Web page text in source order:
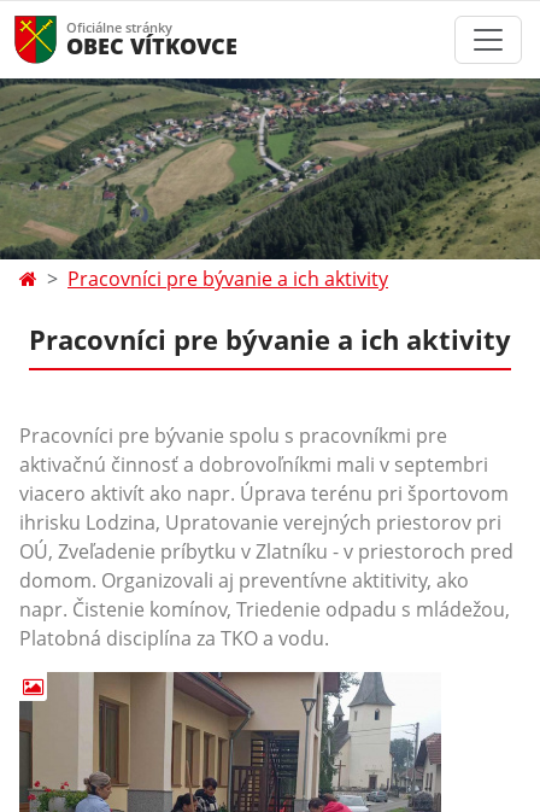
Oficiálne stránky
OBEC VÍTKOVCE
Pracovníci pre bývanie a ich aktivity
Pracovníci pre bývanie a ich aktivity
Pracovníci pre bývanie spolu s pracovníkmi pre
aktivačnú činnosť a dobrovoľníkmi mali v septembri
viacero aktivít ako napr. Úprava terénu pri športovom
ihrisku Lodzina, Upratovanie verejných priestorov pri
OÚ, Zveľadenie príbytku v Zlatníku - v priestoroch pred
domom. Organizovali aj preventívne aktitivity, ako
napr. Čistenie komínov, Triedenie odpadu s mládežou,
Platobná disciplína za TKO a vodu.